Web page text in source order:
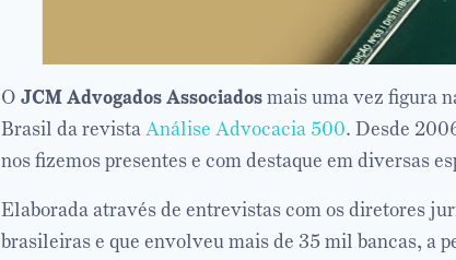
O JCM Advogados Associadosmais uma vez figura
Brasil da revistaAnálise Advocacia 500. Desde
nos fizemos presentes e com destaque em diversas
Elaborada através de entrevistas com os diretores
brasileiras e que envolveu mais de 35 mil bancas, a